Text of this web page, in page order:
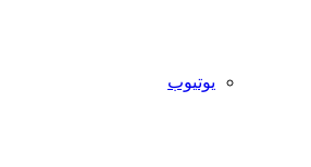
یوتیوب